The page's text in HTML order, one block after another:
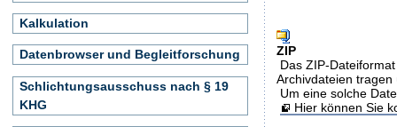
ZIP
Das ZIP-
Archivdateien
Um eine solche
Hier können Sie
Kalkulation
Datenbrowser und Begleitforschung
Schlichtungsausschuss nach § 19
KHG